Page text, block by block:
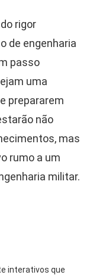
rigor
de engenharia
passo
uma
prepararem
não
mas
rumo a um
militar.
interativos que